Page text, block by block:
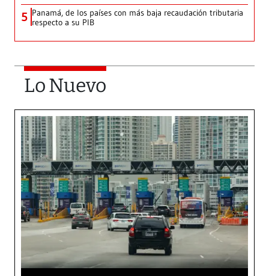
5 Panamá, de los países con más baja recaudación tributaria
respecto a su PIB
Lo Nuevo